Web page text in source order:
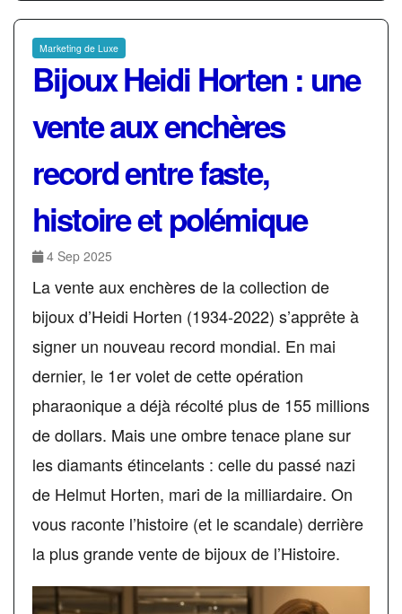
Marketing de Luxe
Bijoux Heidi Horten : une
vente aux enchères
record entre faste,
histoire et polémique
4 Sep 2025
La vente aux enchères de la collection de
bijoux d’Heidi Horten (1934-2022) s’apprête à
signer un nouveau record mondial. En mai
dernier, le 1er volet de cette opération
pharaonique a déjà récolté plus de 155 millions
de dollars. Mais une ombre tenace plane sur
les diamants étincelants : celle du passé nazi
de Helmut Horten, mari de la milliardaire. On
vous raconte l’histoire (et le scandale) derrière
la plus grande vente de bijoux de l’Histoire.